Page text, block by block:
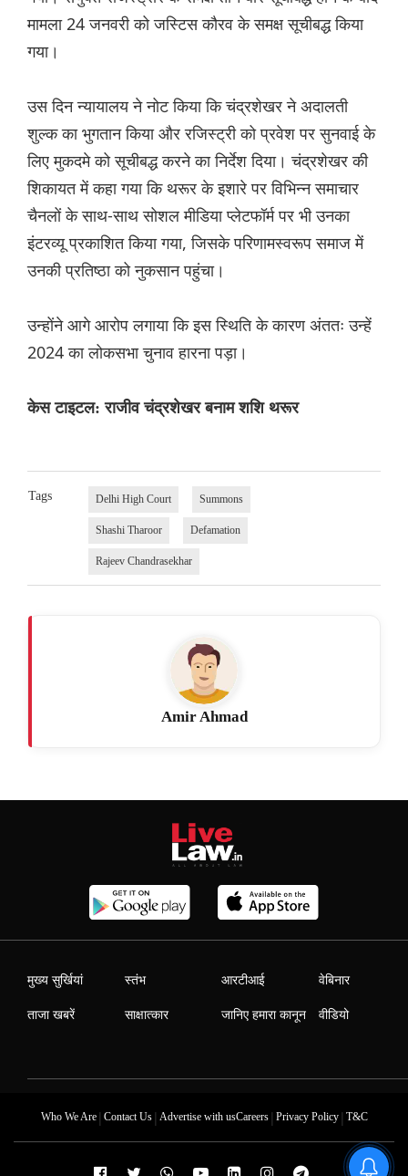
मामला 24 जनवरी को जस्टिस कौरव के समक्ष सूचीबद्ध किया
गया।
उस दिन न्यायालय ने नोट किया कि चंद्रशेखर ने अदालती
शुल्क का भुगतान किया और रजिस्ट्री को प्रवेश पर सुनवाई के
लिए मुकदमे को सूचीबद्ध करने का निर्देश दिया। चंद्रशेखर की
शिकायत में कहा गया कि थरूर के इशारे पर विभिन्न समाचार
चैनलों के साथ-साथ सोशल मीडिया प्लेटफॉर्म पर भी उनका
इंटरव्यू प्रकाशित किया गया, जिसके परिणामस्वरूप समाज में
उनकी प्रतिष्ठा को नुकसान पहुंचा।
उन्होंने आगे आरोप लगाया कि इस स्थिति के कारण अंततः उन्हें
2024 का लोकसभा चुनाव हारना पड़ा।
केस टाइटल: राजीव चंद्रशेखर बनाम शशि थरूर
Tags Delhi High Court Summons
Shashi Tharoor Defamation
Rajeev Chandrasekhar
Amir Ahmad
मुख्य सुर्खियां
ताजा खबरें
स्तंभ
साक्षात्कार
आरटीआई
जानिए हमारा कानून
वेबिनार
वीडियो
Who We Are| Contact Us| Advertise with usCareers| Privacy Policy| T&C